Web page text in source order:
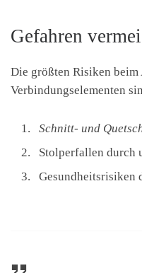
Gefahren
Die größten Risiken
Verbindungselementen
Schnitt- und
Stolperfallen durch
Gesundheitsrisiken